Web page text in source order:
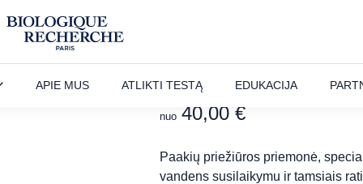
APIE MUS ATLIKTI TESTĄ EDUKACIJA
Liposmose
nuo 40,00 €
Paakių priežiūros priemonė,
vandens susilaikymu ir tamsiais